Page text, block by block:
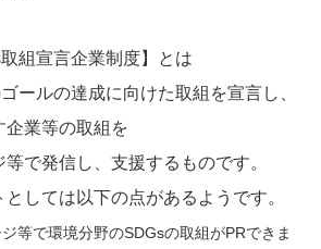
組宣言企業制度】とは
ールの達成に向けた取組を宣言し、
企業等の取組を
で発信し、支援するものです。
しては以下の点があるようです。
等で環境分野のSDGsの取組がPRできま